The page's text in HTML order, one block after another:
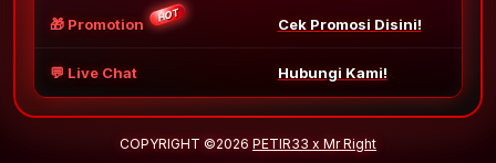
🎁 Promotion
HOT
Cek Promosi Disini!
💬 Live Chat Hubungi Kami!
COPYRIGHT ©2026 PETIR33 x Mr Right